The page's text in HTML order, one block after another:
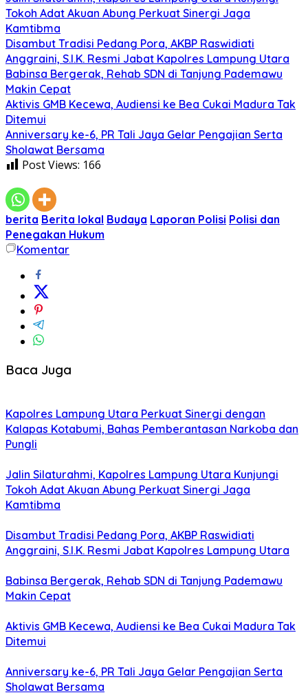
Tokoh Adat Akuan Abung Perkuat Sinergi Jaga
Kamtibma
Disambut Tradisi Pedang Pora, AKBP Raswidiati
Anggraini, S.I.K. Resmi Jabat Kapolres Lampung Utara
Babinsa Bergerak, Rehab SDN di Tanjung Pademawu
Makin Cepat
Aktivis GMB Kecewa, Audiensi ke Bea Cukai Madura Tak
Ditemui
Anniversary ke-6, PR Tali Jaya Gelar Pengajian Serta
Sholawat Bersama
Post Views: 166
berita Berita lokal Budaya Laporan Polisi Polisi dan
Penegakan Hukum
Komentar
Baca Juga
Kapolres Lampung Utara Perkuat Sinergi dengan
Kalapas Kotabumi, Bahas Pemberantasan Narkoba dan
Pungli
Jalin Silaturahmi, Kapolres Lampung Utara Kunjungi
Tokoh Adat Akuan Abung Perkuat Sinergi Jaga
Kamtibma
Disambut Tradisi Pedang Pora, AKBP Raswidiati
Anggraini, S.I.K. Resmi Jabat Kapolres Lampung Utara
Babinsa Bergerak, Rehab SDN di Tanjung Pademawu
Makin Cepat
Aktivis GMB Kecewa, Audiensi ke Bea Cukai Madura Tak
Ditemui
Anniversary ke-6, PR Tali Jaya Gelar Pengajian Serta
Sholawat Bersama